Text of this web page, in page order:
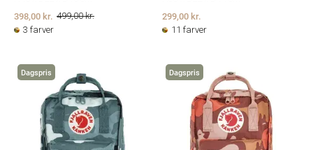
499,00 kr.
398,00 kr.
3 farver
299,00 kr.
11 farver
Dagspris Dagspris